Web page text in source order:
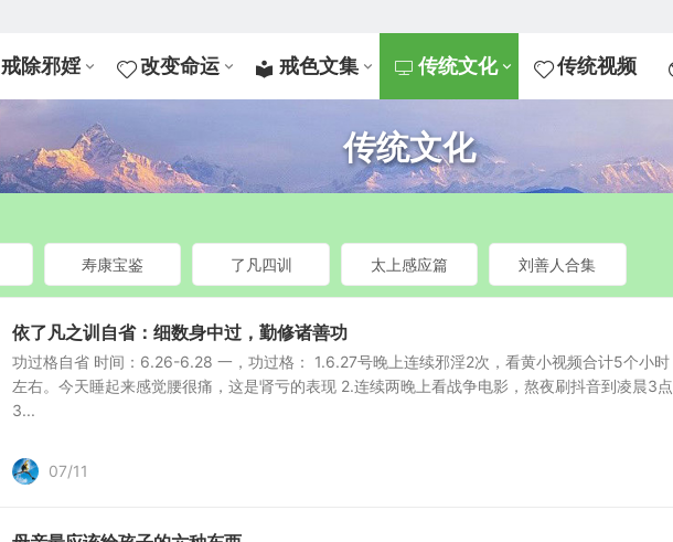
戒除邪婬 改变命运 戒色文集 传统文化 传统视频
传统文化
寿康宝鉴 了凡四训 太上感应篇 刘善人合集
依了凡之训自省：细数身中过，勤修诸善功
功过格自省 时间：6.26-6.28 一，功过格： 1.6.27号晚上连续邪淫2次，看黄小视频合计5个小时
左右。今天睡起来感觉腰很痛，这是肾亏的表现 2.连续两晚上看战争电影，熬夜刷抖音到凌晨3点
3...
07/11